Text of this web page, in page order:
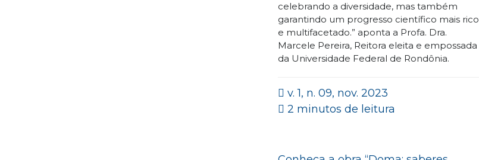
celebrando a diversidade, mas também
garantindo um progresso científico mais rico
e multifacetado.” aponta a Profa. Dra.
Marcele Pereira, Reitora eleita e empossada
da Universidade Federal de Rondônia.
v. 1, n. 09, nov. 2023
2 minutos de leitura